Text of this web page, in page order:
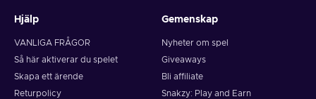
Hjälp
VANLIGA FRÅGOR
Så här aktiverar du spelet
Skapa ett ärende
Returpolicy
Gemenskap
Nyheter om spel
Giveaways
Bli affiliate
Snakzy: Play and Earn